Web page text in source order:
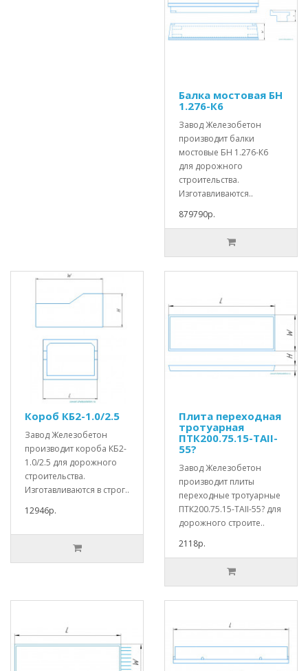
Балка мостовая БН
1.276-К6
Завод Железобетон
производит балки
мостовые БН 1.276-К6
для дорожного
строительства.
Изготавливаются..
879790р.
Короб КБ2-1.0/2.5
Завод Железобетон
производит короба КБ2-
1.0/2.5 для дорожного
строительства.
Изготавливаются в строг..
12946р.
Плита переходная
тротуарная
ПТК200.75.15-ТАII-
55?
Завод Железобетон
производит плиты
переходные тротуарные
ПТК200.75.15-ТАII-55? для
дорожного строите..
2118р.